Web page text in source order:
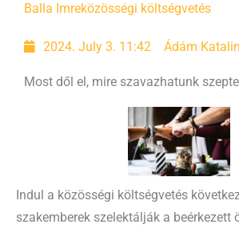
Balla Imreközösségi költségvetés
2024. July 3. 11:42 Ádám Katalin
Most dől el, mire szavazhatunk
Indul a közösségi költségvetés
szakemberek szelektálják a beérkezett